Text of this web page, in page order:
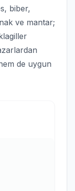
biber,
ve mantar;
de uygun